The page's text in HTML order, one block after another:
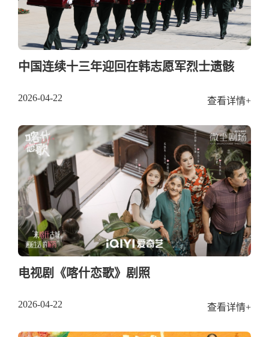
中国连续十三年迎回在韩志愿军烈士遗骸
2026-04-22 查看详情+
电视剧《喀什恋歌》剧照
2026-04-22 查看详情+